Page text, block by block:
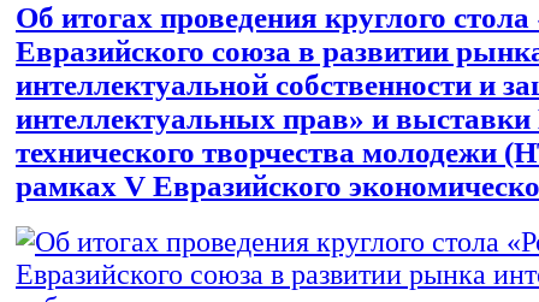
Об итогах проведения круглого стола
Евразийского союза в развитии
интеллектуальной собственности и
интеллектуальных прав» и
технического творчества молодежи
рамках V Евразийского